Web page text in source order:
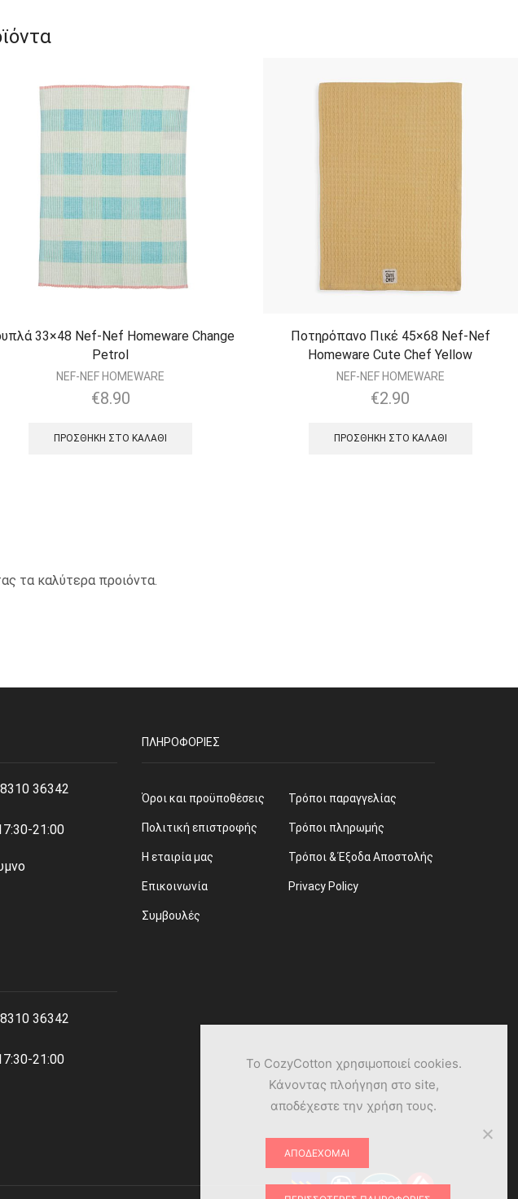
33×48 Nef-Nef Homeware Change
Petrol
NEF-NEF HOMEWARE
€8.90
ΠΡΟΣΘΉΚΗ ΣΤΟ ΚΑΛΆΘΙ
Ποτηρόπανο Πικέ 45×68 Nef-Nef
Homeware Cute Chef Yellow
NEF-NEF HOMEWARE
€2.90
ΠΡΟΣΘΉΚΗ ΣΤΟ ΚΑΛΆΘΙ
τα καλύτερα προιόντα.
36342
21:00
36342
21:00
ΠΛΗΡΟΦΟΡΊΕΣ
Όροι και προϋποθέσεις
Πολιτική επιστροφής
Η εταιρία μας
Επικοινωνία
Συμβουλές
Τρόποι παραγγελίας
Τρόποι πληρωμής
Τρόποι & Έξοδα Αποστολής
Privacy Policy
Το CozyCotton χρησιμοποιεί cookies.
Κάνοντας πλοήγηση στο site,
αποδέχεστε την χρήση τους.
ΑΠΟΔΈΧΟΜΑΙ